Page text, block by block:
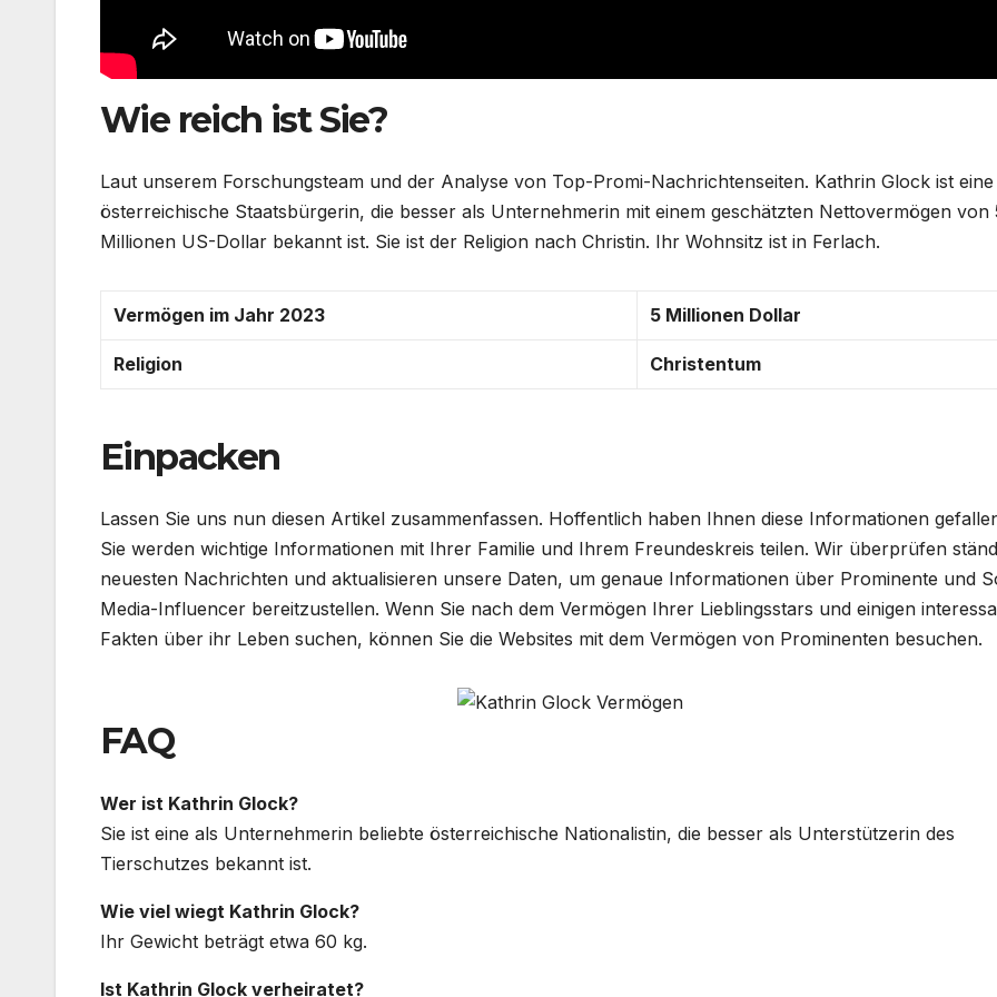
Wie reich ist Sie?
Laut unserem Forschungsteam und der Analyse von Top-Promi-Nachrichtenseiten. Kathrin Glock ist eine
österreichische Staatsbürgerin, die besser als Unternehmerin mit einem geschätzten Nettovermögen von
Millionen US-Dollar bekannt ist. Sie ist der Religion nach Christin. Ihr Wohnsitz ist in Ferlach.
Vermögen im Jahr 2023 5 Millionen Dollar
Religion Christentum
Einpacken
Lassen Sie uns nun diesen Artikel zusammenfassen. Hoffentlich haben Ihnen diese Informationen
Sie werden wichtige Informationen mit Ihrer Familie und Ihrem Freundeskreis teilen. Wir überprüfen
neuesten Nachrichten und aktualisieren unsere Daten, um genaue Informationen über Prominente und
Media-Influencer bereitzustellen. Wenn Sie nach dem Vermögen Ihrer Lieblingsstars und einigen
Fakten über ihr Leben suchen, können Sie die Websites mit dem Vermögen von Prominenten besuchen.
FAQ
Wer ist Kathrin Glock?
Sie ist eine als Unternehmerin beliebte österreichische Nationalistin, die besser als Unterstützerin des
Tierschutzes bekannt ist.
Wie viel wiegt Kathrin Glock?
Ihr Gewicht beträgt etwa 60 kg.
Ist Kathrin Glock verheiratet?